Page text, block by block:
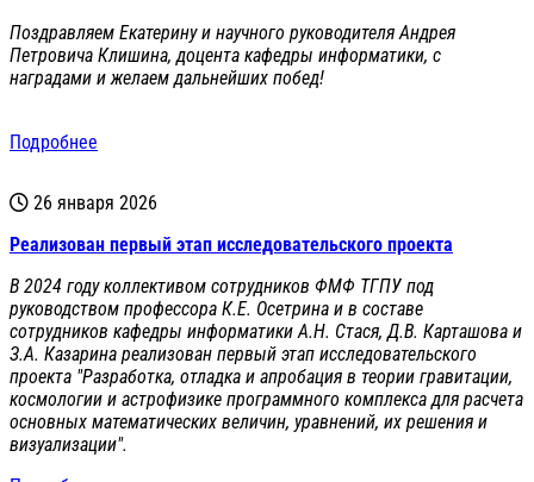
Поздравляем Екатерину и научного руководителя Андрея
Петровича Клишина, доцента кафедры информатики, с
наградами и желаем дальнейших побед!
Подробнее
26 января 2026
Реализован первый этап исследовательского проекта
В 2024 году коллективом сотрудников ФМФ ТГПУ под
руководством профессора К.Е. Осетрина и в составе
сотрудников кафедры информатики А.Н. Стася, Д.В. Карташова и
З.А. Казарина реализован первый этап исследовательского
проекта "Разработка, отладка и апробация в теории гравитации,
космологии и астрофизике программного комплекса для расчета
основных математических величин, уравнений, их решения и
визуализации".